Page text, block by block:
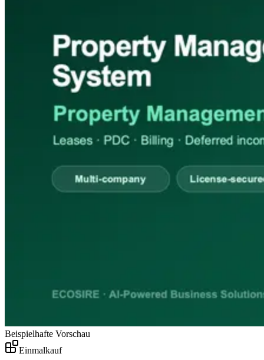
Beispielhafte Vorschau
Einmalkauf